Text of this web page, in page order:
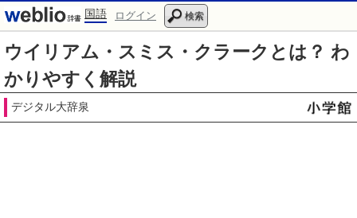
国語 ログイン 検索
ウイリアム・スミス・クラークとは？ わ
かりやすく解説
デジタル大辞泉